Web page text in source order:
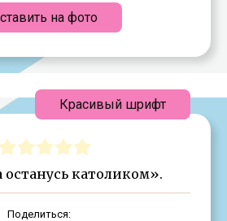
на фото
останусь католиком».
Поделиться:
Красивый шрифт